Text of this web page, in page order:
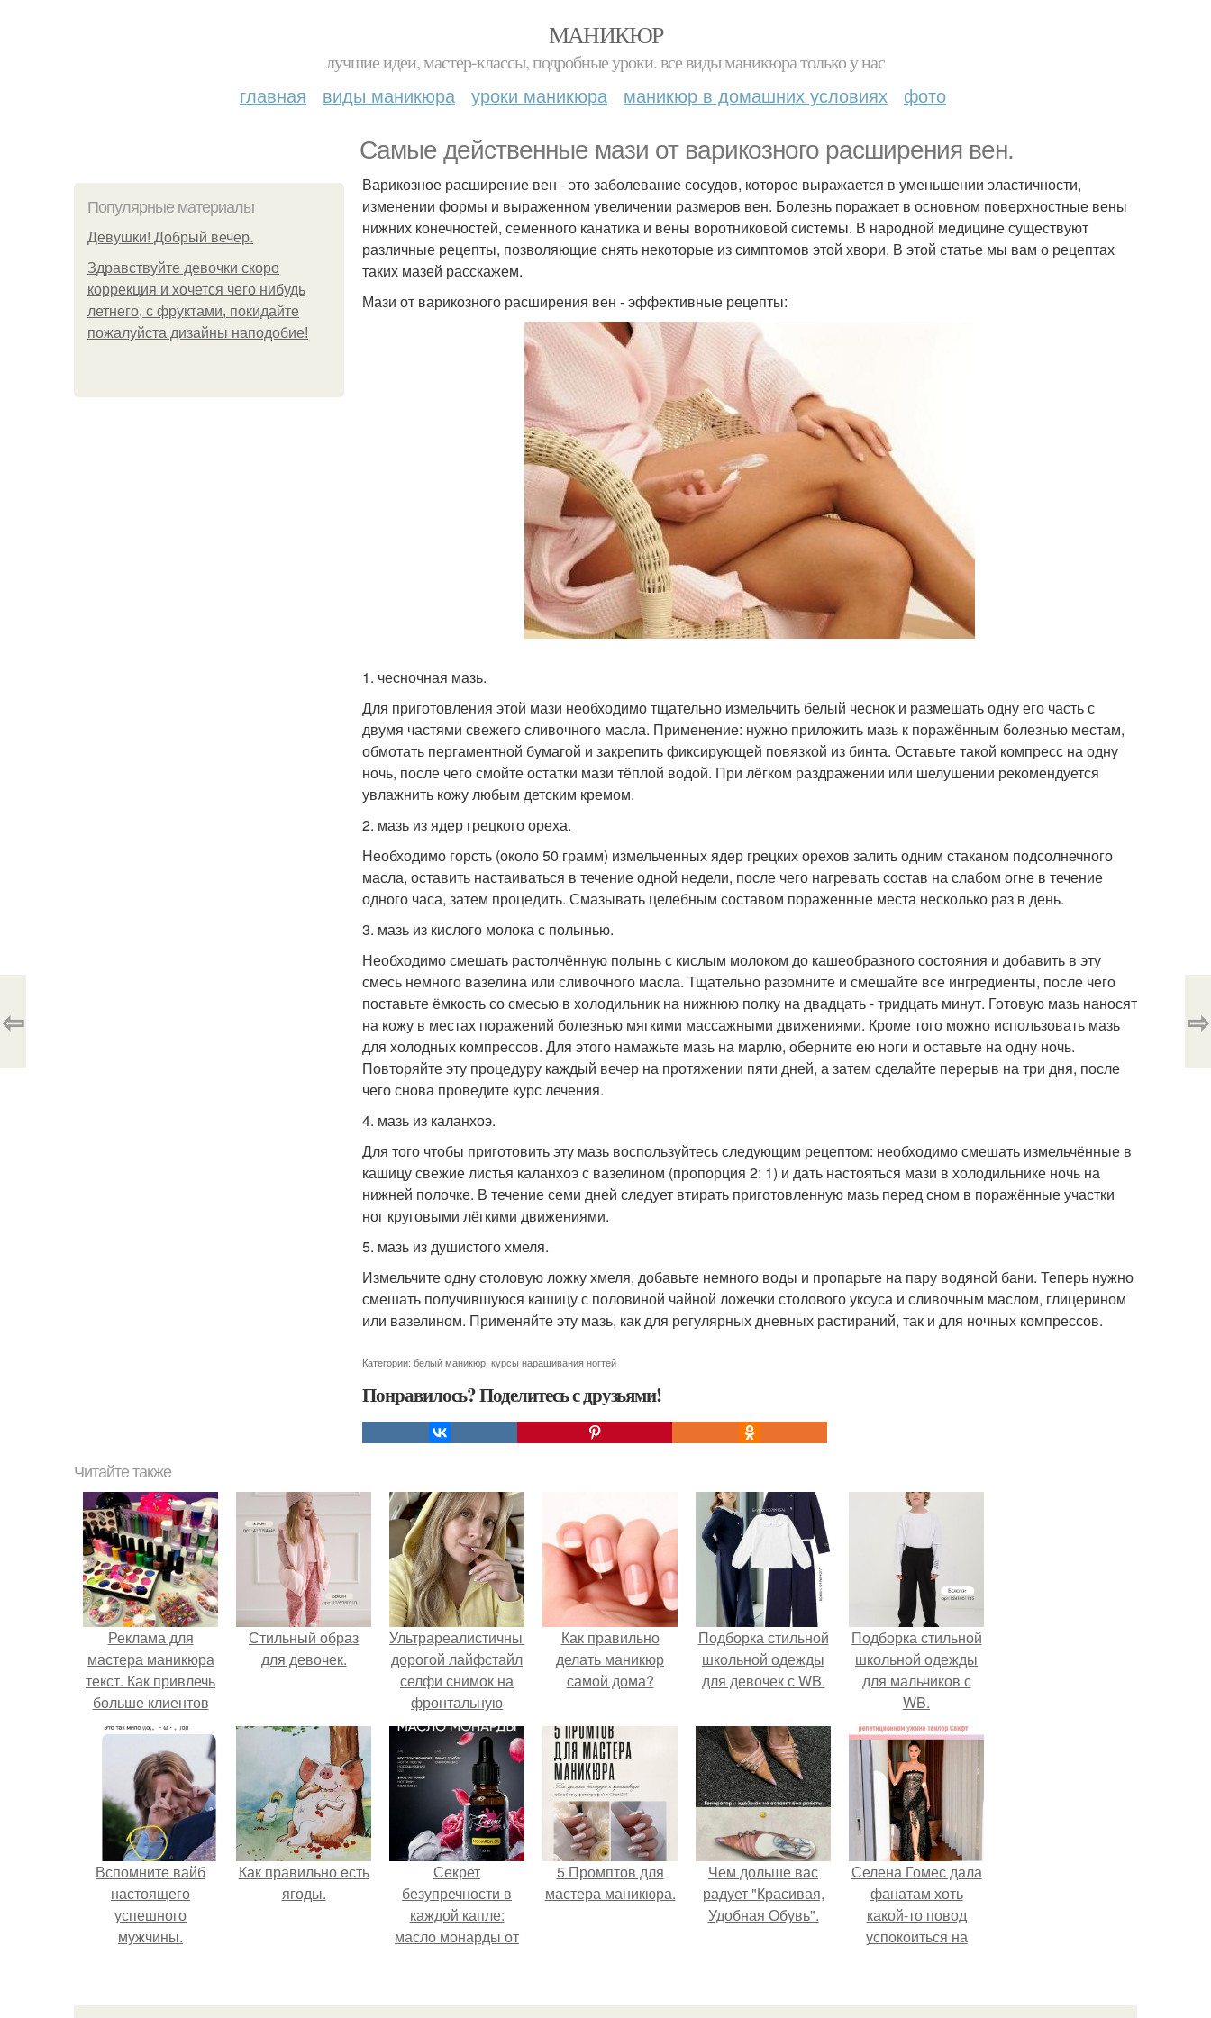
МАНИКЮР
лучшие идеи, мастер-классы, подробные уроки. все виды маникюра только у нас
главная виды маникюра уроки маникюра маникюр в домашних условиях фото
Самые действенные мази от варикозного расширения вен.
Популярные материалы
Девушки! Добрый вечер.
Здравствуйте девочки скоро
коррекция и хочется чего нибудь
летнего, с фруктами, покидайте
пожалуйста дизайны наподобие!
Варикозное расширение вен - это заболевание сосудов, которое выражается в уменьшении эластичности,
изменении формы и выраженном увеличении размеров вен. Болезнь поражает в основном поверхностные вены
нижних конечностей, семенного канатика и вены воротниковой системы. В народной медицине существуют
различные рецепты, позволяющие снять некоторые из симптомов этой хвори. В этой статье мы вам о рецептах
таких мазей расскажем.
Мази от варикозного расширения вен - эффективные рецепты:
1. чесночная мазь.
Для приготовления этой мази необходимо тщательно измельчить белый чеснок и размешать одну его часть с
двумя частями свежего сливочного масла. Применение: нужно приложить мазь к поражённым болезнью местам,
обмотать пергаментной бумагой и закрепить фиксирующей повязкой из бинта. Оставьте такой компресс на одну
ночь, после чего смойте остатки мази тёплой водой. При лёгком раздражении или шелушении рекомендуется
увлажнить кожу любым детским кремом.
2. мазь из ядер грецкого ореха.
Необходимо горсть (около 50 грамм) измельченных ядер грецких орехов залить одним стаканом подсолнечного
масла, оставить настаиваться в течение одной недели, после чего нагревать состав на слабом огне в течение
одного часа, затем процедить. Смазывать целебным составом пораженные места несколько раз в день.
3. мазь из кислого молока с полынью.
Необходимо смешать растолчённую полынь с кислым молоком до кашеобразного состояния и добавить в эту
смесь немного вазелина или сливочного масла. Тщательно разомните и смешайте все ингредиенты, после чего
поставьте ёмкость со смесью в холодильник на нижнюю полку на двадцать - тридцать минут. Готовую мазь наносят
на кожу в местах поражений болезнью мягкими массажными движениями. Кроме того можно использовать мазь
для холодных компрессов. Для этого намажьте мазь на марлю, оберните ею ноги и оставьте на одну ночь.
Повторяйте эту процедуру каждый вечер на протяжении пяти дней, а затем сделайте перерыв на три дня, после
чего снова проведите курс лечения.
4. мазь из каланхоэ.
Для того чтобы приготовить эту мазь воспользуйтесь следующим рецептом: необходимо смешать измельчённые в
кашицу свежие листья каланхоэ с вазелином (пропорция 2: 1) и дать настояться мази в холодильнике ночь на
нижней полочке. В течение семи дней следует втирать приготовленную мазь перед сном в поражённые участки
ног круговыми лёгкими движениями.
5. мазь из душистого хмеля.
Измельчите одну столовую ложку хмеля, добавьте немного воды и пропарьте на пару водяной бани. Теперь нужно
смешать получившуюся кашицу с половиной чайной ложечки столового уксуса и сливочным маслом, глицерином
или вазелином. Применяйте эту мазь, как для регулярных дневных растираний, так и для ночных компрессов.
Категории: белый маникюр курсы наращивания ногтей
Понравилось? Поделитесь с друзьями!
⇦ ⇨
Читайте также
Реклама для
мастера маникюра
текст. Как привлечь
больше клиентов
на маникюр
Стильный образ
для девочек.
Ультрареалистичный
дорогой лайфстайл
селфи снимок на
фронтальную
камеру.
Как правильно
делать маникюр
самой дома?
Подборка стильной
школьной одежды
для девочек с WB.
Подборка стильной
школьной одежды
для мальчиков с
WB.
Вспомните вайб
настоящего
успешного
мужчины.
Как правильно eсть
ягоды.
Секрет
безупречности в
каждой капле:
масло монарды от
5 Промптов для
мастера маникюра.
Чем дольше вас
радует "Красивая,
Удобная Обувь".
Селена Гомес дала
фанатам хоть
какой-то повод
успокоиться на
свадьбе Тейлор